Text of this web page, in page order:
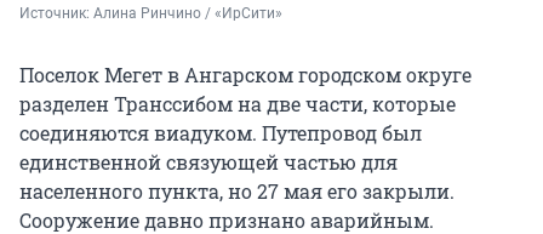
Источник: Алина Ринчино / «ИрСити»
Поселок Мегет в Ангарском городском округе
разделен Транссибом на две части, которые
соединяются виадуком. Путепровод был
единственной связующей частью для
населенного пункта, но 27 мая его закрыли.
Сооружение давно признано аварийным.